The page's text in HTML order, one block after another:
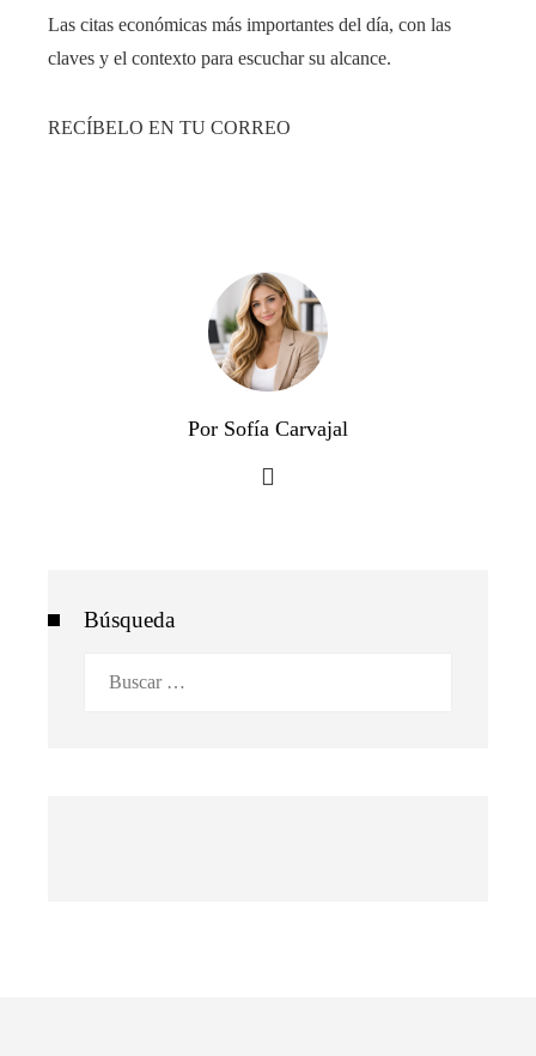
Las citas económicas más importantes del día, con las
claves y el contexto para escuchar su alcance.
RECÍBELO EN TU CORREO
Por Sofía Carvajal
Búsqueda